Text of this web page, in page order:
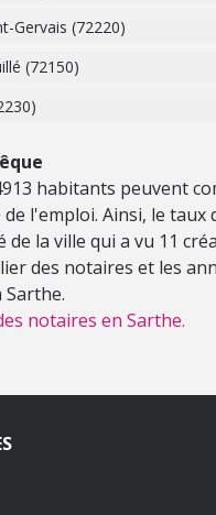
Gervais (72220)
(72150)
habitants peuvent
l'emploi. Ainsi, le taux
la ville qui a vu 11
des notaires et les
notaires en Sarthe.